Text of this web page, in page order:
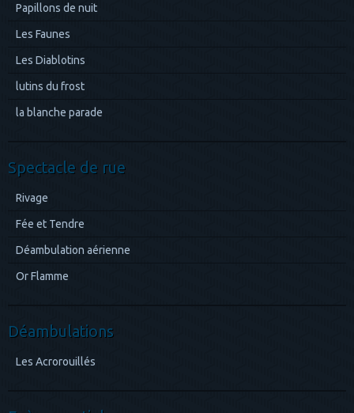
Papillons de nuit
Les Faunes
Les Diablotins
lutins du frost
la blanche parade
Spectacle de rue
Rivage
Fée et Tendre
Déambulation aérienne
Or Flamme
Déambulations
Les Acrorouillés